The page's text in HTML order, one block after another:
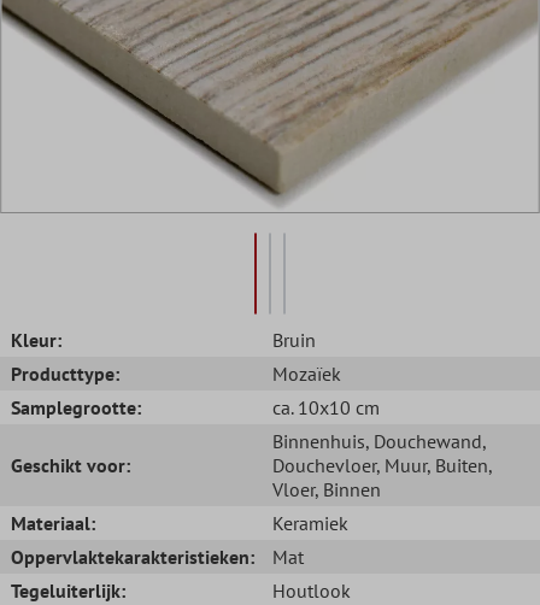
Kleur:
Bruin
Producttype:
Mozaïek
Samplegrootte:
ca. 10x10 cm
Geschikt voor:
Binnenhuis, Douchewand,
Douchevloer, Muur, Buiten,
Vloer, Binnen
Materiaal:
Keramiek
Oppervlaktekarakteristieken:
Mat
Tegeluiterlijk:
Houtlook